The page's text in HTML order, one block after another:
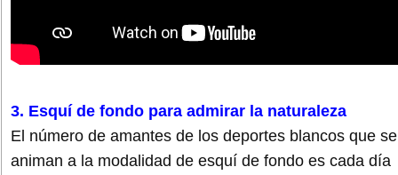
3. Esquí de fondo para admirar la naturaleza
El número de amantes de los deportes blancos que se
animan a la modalidad de esquí de fondo es cada día